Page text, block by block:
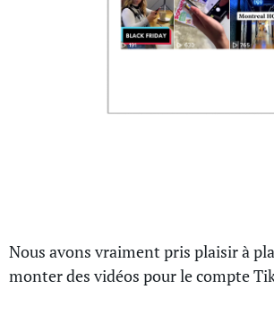
Nous avons vraiment pris plaisir à
monter des vidéos pour le compte